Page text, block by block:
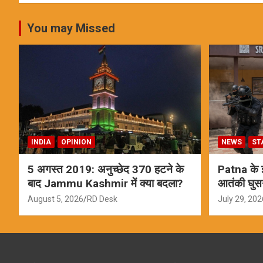
You may Missed
INDIA OPINION
5 अगस्त 2019: अनुच्छेद 370 हटने के
बाद Jammu Kashmir में क्या बदला?
August 5, 2026 RD Desk
NEWS
Patna के
आतंकी
ऑपरेशन;
July 29,